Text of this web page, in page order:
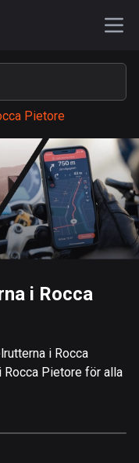
Pietore
i Rocca
i Rocca
Rocca Pietore för alla